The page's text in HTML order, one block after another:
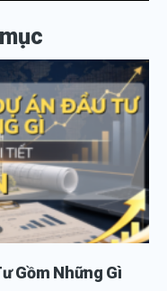
Gồm Những Gì